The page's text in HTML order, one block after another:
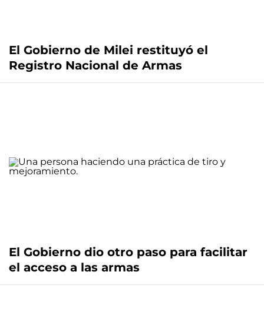
El Gobierno de Milei restituyó el
Registro Nacional de Armas
El Gobierno dio otro paso para facilitar
el acceso a las armas